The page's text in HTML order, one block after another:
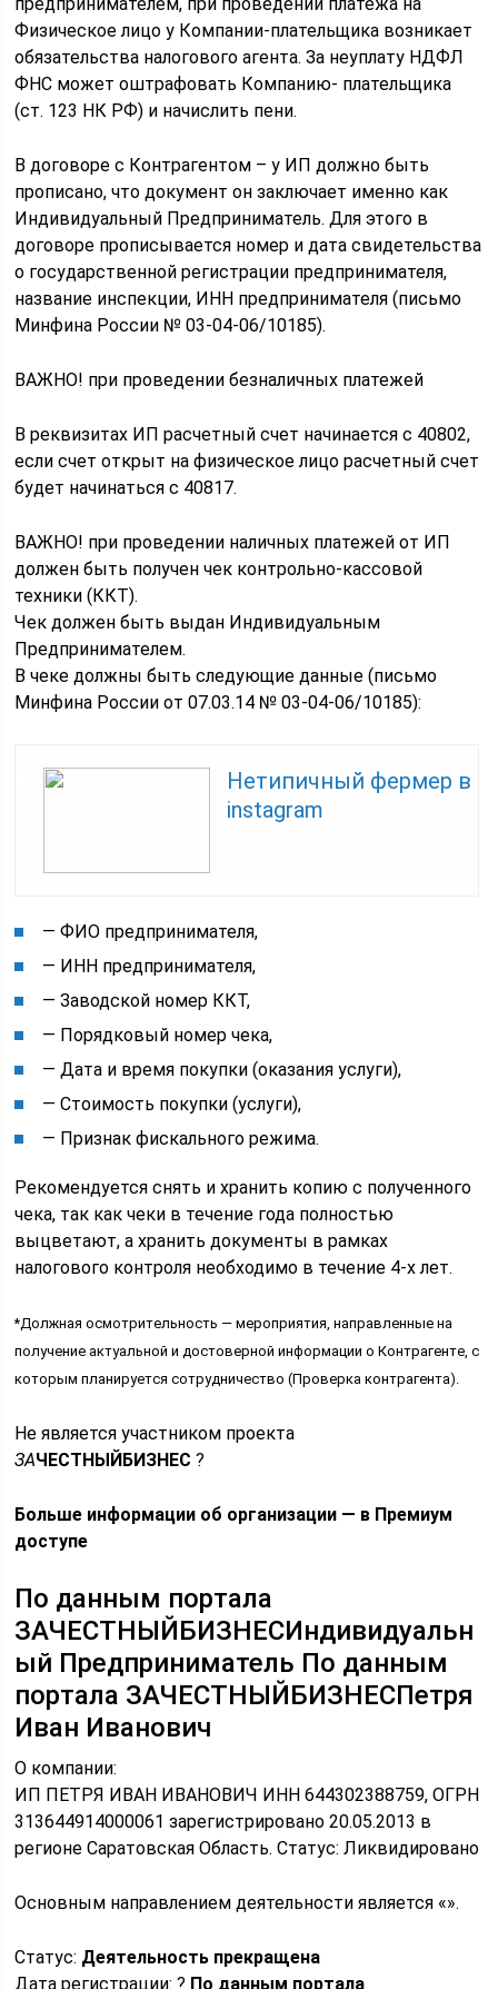
Физическое лицо у Компании-плательщика возникает
обязательства налогового агента. За неуплату НДФЛ
ФНС может оштрафовать Компанию- плательщика
(ст. 123 НК РФ) и начислить пени.
В договоре с Контрагентом – у ИП должно быть
прописано, что документ он заключает именно как
Индивидуальный Предприниматель. Для этого в
договоре прописывается номер и дата свидетельства
о государственной регистрации предпринимателя,
название инспекции, ИНН предпринимателя (письмо
Минфина России № 03-04-06/10185).
ВАЖНО! при проведении безналичных платежей
В реквизитах ИП расчетный счет начинается с 40802,
если счет открыт на физическое лицо расчетный счет
будет начинаться с 40817.
ВАЖНО! при проведении наличных платежей от ИП
должен быть получен чек контрольно-кассовой
техники (ККТ).
Чек должен быть выдан Индивидуальным
Предпринимателем.
В чеке должны быть следующие данные (письмо
Минфина России от 07.03.14 № 03-04-06/10185):
Нетипичный фермер в
instagram
— ФИО предпринимателя,
— ИНН предпринимателя,
— Заводской номер ККТ,
— Порядковый номер чека,
— Дата и время покупки (оказания услуги),
— Стоимость покупки (услуги),
— Признак фискального режима.
Рекомендуется снять и хранить копию с полученного
чека, так как чеки в течение года полностью
выцветают, а хранить документы в рамках
налогового контроля необходимо в течение 4-х лет.
*Должная осмотрительность — мероприятия, направленные на
получение актуальной и достоверной информации о Контрагенте, с
которым планируется сотрудничество (Проверка контрагента).
Не является участником проекта
ЗАЧЕСТНЫЙБИЗНЕС ?
Больше информации об организации — в Премиум
доступе
По данным портала
ЗАЧЕСТНЫЙБИЗНЕСИндивидуальн
ый Предприниматель По данным
портала ЗАЧЕСТНЫЙБИЗНЕСПетря
Иван Иванович
О компании:
ИП ПЕТРЯ ИВАН ИВАНОВИЧ ИНН 644302388759, ОГРН
313644914000061 зарегистрировано 20.05.2013 в
регионе Саратовская Область. Статус: Ликвидировано
Основным направлением деятельности является «».
Статус: Деятельность прекращена
Дата регистрации: ? По данным портала